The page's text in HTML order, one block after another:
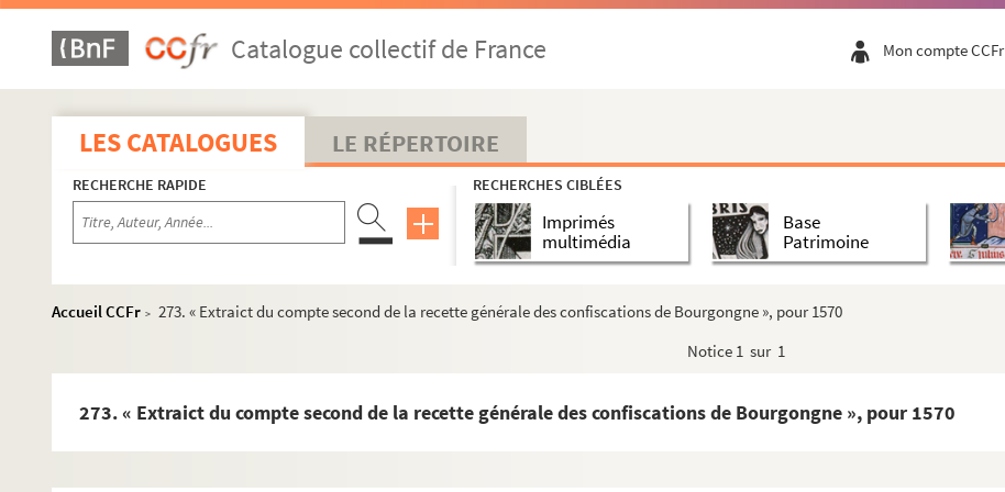
Catalogue collectif de France Mon compte CCFr
LES CATALOGUES LE RÉPERTOIRE
RECHERCHE RAPIDE RECHERCHES CIBLÉES
Imprimés
multimédia
Base
Patrimoine
Accueil CCFr > 273. « Extraict du compte second de la recette générale des confiscations de Bourgongne », pour 1570
Notice 1 sur 1
273. « Extraict du compte second de la recette générale des confiscations de Bourgongne », pour 1570
178. Requête présentée au gouverneur de la Franche-Comté, au sujet de la solde de sa troupe, par Jean Mon...
187. Demande de secours contre les voleurs, faite au parlement de Dole par le procureur fiscal de Poligny...
188. Lettre du duc de Lorraine, se déclarant disposé à empêcher ses officiers de commettre des exactions ...
189. Correspondance du parlement. 1592
191. Correspondance de la Chambre des comptes. 1594
193. Copie du bail de la monnaie de Franche-Comté, fait par la Chambre des comptes de Dole à François de ...
200. Lettre de Guillaume de Saulx-Tavannes à son beau-frère Claude de Vergy, gouverneur de la Franche-Com...
201. Correspondance de la Chambre des comptes. 1594
215. « Estat de l'haulsement des selz de l'an 1591 »